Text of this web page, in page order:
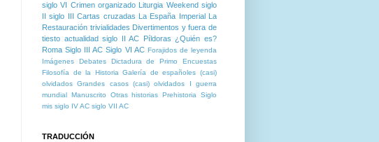
siglo VI
Crimen organizado Liturgia Weekend siglo
siglo III Cartas cruzadas La España Imperial
La
Restauración trivialidades Divertimentos y fuera de
tiesto actualidad siglo II AC Píldoras ¿Quién es?
Roma Siglo III AC Siglo VI AC Forajidos de leyenda
Imágenes
Debates Dictadura de Primo
Encuestas
Filosofía de la Historia Galería de españoles (casi)
olvidados Grandes casos (casi) olvidados
I guerra
mundial
Manuscrito Otras historias Prehistoria Siglo
mis siglo IV AC siglo VII AC
TRADUCCIÓN